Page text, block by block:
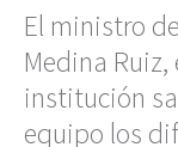
El ministro
Medina
institución
equipo los